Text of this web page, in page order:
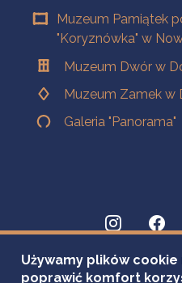
Muzeum Pamiątek
"Koryznówka" w
Muzeum Dwór w
Muzeum Zamek w
Galeria "Panorama"
Używamy plików
poprawić komfort